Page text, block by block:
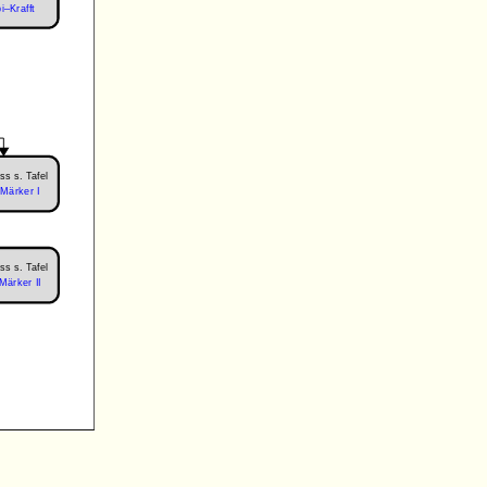
s. Tafel
II
s. Tafel
I